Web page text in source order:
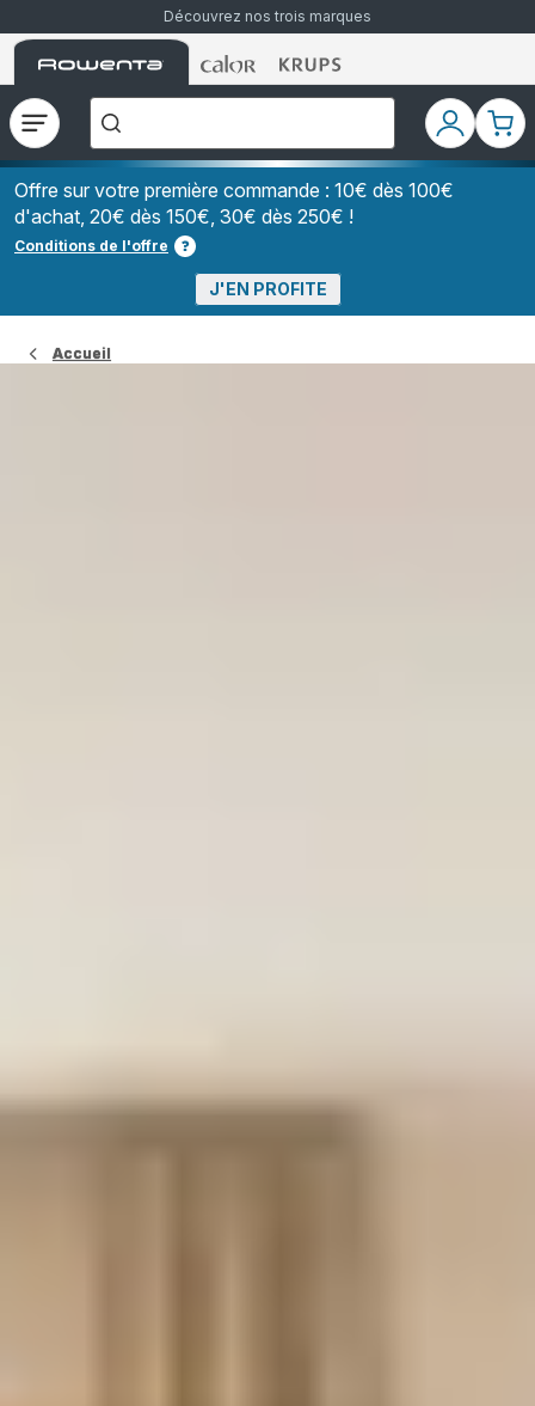
Découvrez nos trois marques
Accueil
Rowenta
Accueil
Rowenta
Accueil
Rowenta
Ouvrir
le
menu
recherchez-
vous
?","Aspirateurs
à
Grains","Centrales
Vapeurs","Sèche
Cheveux"]
Mon
compte
Mon
Offre sur votre première commande : 10€ dès 100€
d'achat, 20€ dès 150€, 30€ dès 250€ !
Conditions de l'offre
J'EN PROFITE
Accueil